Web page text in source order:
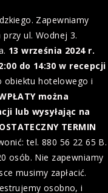
Zapewniamy
ul. Wodnej 3.
13 września 2024 r.
do 14:30 w recepcji
obiektu hotelowego i
można
lub wysyłając na
TERMIN
tel. 880 56 22 65 B.
osób. Nie zapewniamy
musimy zapłacić.
osobno, i